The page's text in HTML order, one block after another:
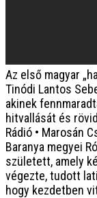
Az első magyar
Tinódi Lantos
akinek
hitvallását és
Rádió • Marosán
Baranya megyei
született, amely
végezte, tudott
hogy kezdetben